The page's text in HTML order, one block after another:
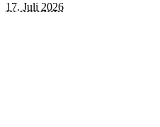
17. Juli 2026